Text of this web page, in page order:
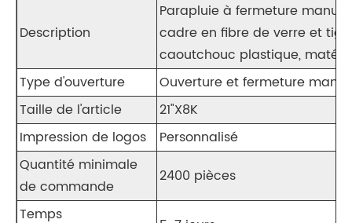
Description
Parapluie à fermeture
cadre en fibre de verre et
caoutchouc plastique,
Type d'ouverture
Ouverture et fermeture
Taille de l'article
21"X8K
Impression de logos
Personnalisé
Quantité minimale
de commande
2400 pièces
Temps